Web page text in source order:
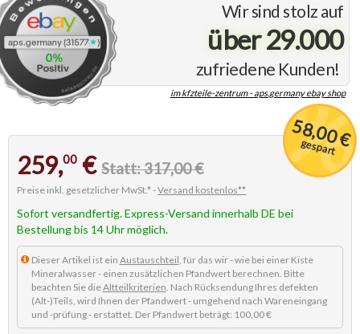
Wir sind stolz auf
über 29.000
zufriedene Kunden!
im kfzteile-zentrum - aps.germany ebay shop
58,00 €
gespart
259,00 € Statt: 317,00 €
Preise inkl. gesetzlicher MwSt.* -Versand kostenlos**
Sofort versandfertig. Express-Versand innerhalb DE bei
Bestellung bis 14 Uhr möglich.
Dieser Artikel ist ein Austauschteil, für das wir - wie bei einer Kiste
Mineralwasser - einen zusätzlichen Pfandwert berechnen. Bitte
beachten Sie dieAltteilkriterien. Nach Rücksendung Ihres defekten
(Alt-)Teils, wird Ihnen der Pfandwert - umgehend nach Wareneingang
und -prüfung - erstattet. Der Pfandwert beträgt: 100,00 €